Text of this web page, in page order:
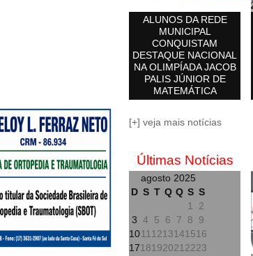
ALUNOS DA REDE
MUNICIPAL
CONQUISTAM
DESTAQUE NACIONAL
NA OLIMPÍADA JACOB
PALIS JÚNIOR DE
MATEMÁTICA
[+] veja mais notícias
Últimas Notícias
agosto 2025
D S T Q Q S S
1
2
3 4 5 6 7 8
9
1011 1213141516
1718192021 2223